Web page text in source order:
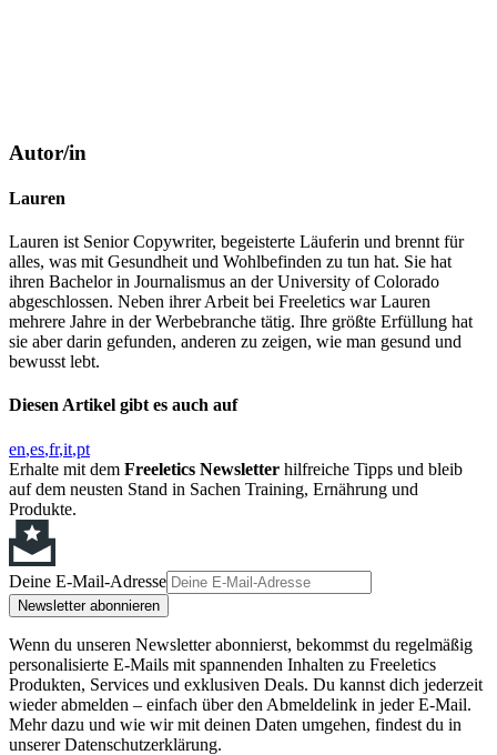
Autor/in
Lauren
Lauren ist Senior Copywriter, begeisterte Läuferin und brennt für
alles, was mit Gesundheit und Wohlbefinden zu tun hat. Sie hat
ihren Bachelor in Journalismus an der University of Colorado
abgeschlossen. Neben ihrer Arbeit bei Freeletics war Lauren
mehrere Jahre in der Werbebranche tätig. Ihre größte Erfüllung hat
sie aber darin gefunden, anderen zu zeigen, wie man gesund und
bewusst lebt.
Diesen Artikel gibt es auch auf
en es fr it pt
Erhalte mit dem Freeletics Newsletter hilfreiche Tipps und bleib
auf dem neusten Stand in Sachen Training, Ernährung und
Produkte.
Deine E-Mail-Adresse
Newsletter abonnieren
Wenn du unseren Newsletter abonnierst, bekommst du regelmäßig
personalisierte E-Mails mit spannenden Inhalten zu Freeletics
Produkten, Services und exklusiven Deals. Du kannst dich jederzeit
wieder abmelden – einfach über den Abmeldelink in jeder E-Mail.
Mehr dazu und wie wir mit deinen Daten umgehen, findest du in
unserer Datenschutzerklärung.